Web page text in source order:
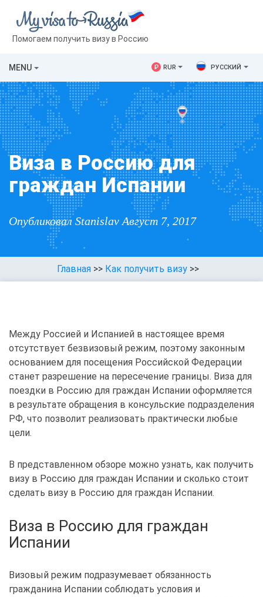
MENU ₽ RUR РУССКИЙ
Помогаем получить визу в Россию
Виза в Россию для
граждан Испании
Опубликовал Stanislav Август 7, 2017
Главная >> Как получить визу >>
Между Россией и Испанией в настоящее время
отсутствует безвизовый режим, поэтому законным
основанием для посещения Российской Федерации
станет разрешение на пересечение границы. Виза для
поездки в Россию для граждан Испании оформляется
в результате обращения в консульские подразделения
РФ, что позволит реализовать практически любые
цели.
В представленном обзоре можно узнать, как получить
визу в Россию для граждан Испании и сколько стоит
сделать визу в Россию для граждан Испании.
Виза в Россию для граждан
Испании
Визовый режим подразумевает обязанность
гражданина Испании соблюдать условия и